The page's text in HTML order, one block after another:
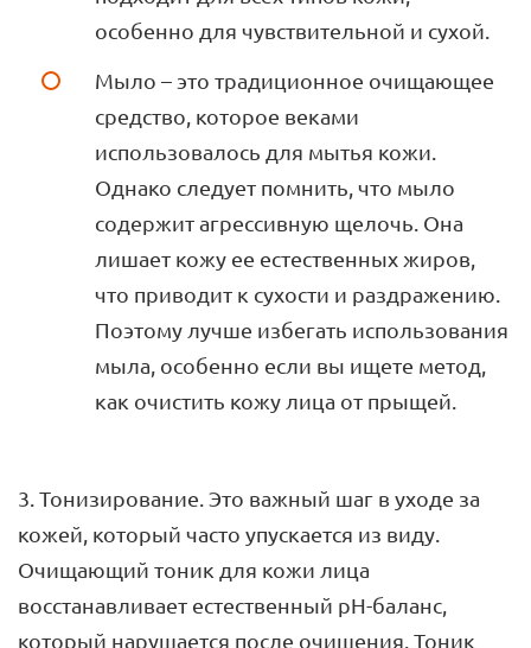
особенно для чувствительной и сухой.
Мыло – это традиционное очищающее
средство, которое веками
использовалось для мытья кожи.
Однако следует помнить, что мыло
содержит агрессивную щелочь. Она
лишает кожу ее естественных жиров,
что приводит к сухости и раздражению.
Поэтому лучше избегать использования
мыла, особенно если вы ищете метод,
как очистить кожу лица от прыщей.
3. Тонизирование. Это важный шаг в уходе за
кожей, который часто упускается из виду.
Очищающий тоник для кожи лица
восстанавливает естественный pH-баланс,
который нарушается после очищения. Тоник